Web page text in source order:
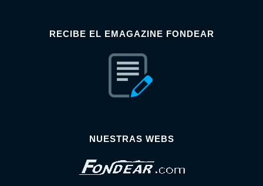
RECIBE EL EMAGAZINE FONDEAR
NUESTRAS WEBS